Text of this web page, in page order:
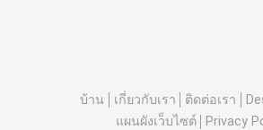
บ้าน เกี่ยวกับเรา ติดต่อเรา
แผนผังเว็บไซต์
Privacy